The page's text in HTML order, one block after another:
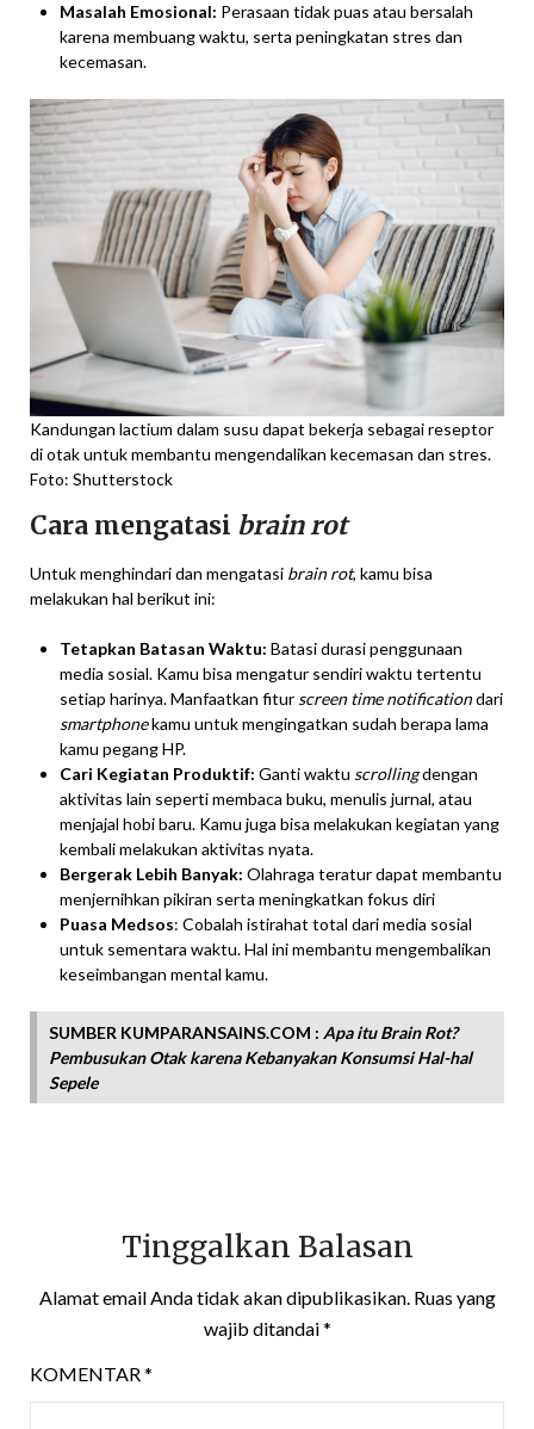
Masalah Emosional: Perasaan tidak puas atau bersalah
karena membuang waktu, serta peningkatan stres dan
kecemasan.
Kandungan lactium dalam susu dapat bekerja sebagai reseptor
di otak untuk membantu mengendalikan kecemasan dan stres.
Foto: Shutterstock
Cara mengatasi brain rot
Untuk menghindari dan mengatasi brain rot, kamu bisa
melakukan hal berikut ini:
Tetapkan Batasan Waktu: Batasi durasi penggunaan
media sosial. Kamu bisa mengatur sendiri waktu tertentu
setiap harinya. Manfaatkan fitur screen time notificationdari
smartphonekamu untuk mengingatkan sudah berapa lama
kamu pegang HP.
Cari Kegiatan Produktif: Ganti waktu scrollingdengan
aktivitas lain seperti membaca buku, menulis jurnal, atau
menjajal hobi baru. Kamu juga bisa melakukan kegiatan yang
kembali melakukan aktivitas nyata.
Bergerak Lebih Banyak: Olahraga teratur dapat membantu
menjernihkan pikiran serta meningkatkan fokus diri
Puasa Medsos: Cobalah istirahat total dari media sosial
untuk sementara waktu. Hal ini membantu mengembalikan
keseimbangan mental kamu.
SUMBER KUMPARANSAINS.COM : Apa itu Brain Rot?
Pembusukan Otak karena Kebanyakan Konsumsi Hal-hal
Sepele
Tinggalkan Balasan
Alamat email Anda tidak akan dipublikasikan. Ruas yang
wajib ditandai*
KOMENTAR *